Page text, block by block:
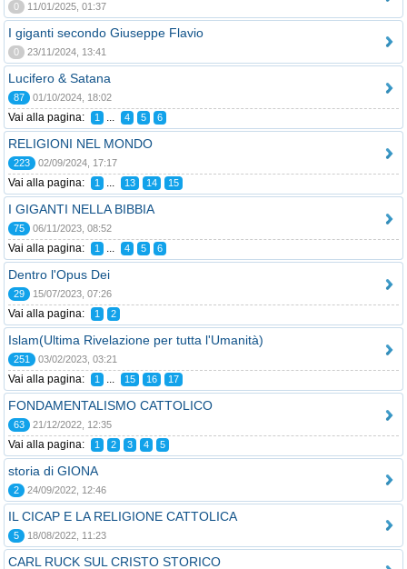
0 11/01/2025, 01:37
I giganti secondo Giuseppe Flavio
0 23/11/2024, 13:41
Lucifero & Satana
87 01/10/2024, 18:02
Vai alla pagina: 1 ... 4 5 6
RELIGIONI NEL MONDO
223 02/09/2024, 17:17
Vai alla pagina: 1 ... 13 14 15
I GIGANTI NELLA BIBBIA
75 06/11/2023, 08:52
Vai alla pagina: 1 ... 4 5 6
Dentro l'Opus Dei
29 15/07/2023, 07:26
Vai alla pagina: 1 2
Islam(Ultima Rivelazione per tutta l'Umanità)
251 03/02/2023, 03:21
Vai alla pagina: 1 ... 15 16 17
FONDAMENTALISMO CATTOLICO
63 21/12/2022, 12:35
Vai alla pagina: 1 2 3 4 5
storia di GIONA
2 24/09/2022, 12:46
IL CICAP E LA RELIGIONE CATTOLICA
5 18/08/2022, 11:23
CARL RUCK SUL CRISTO STORICO